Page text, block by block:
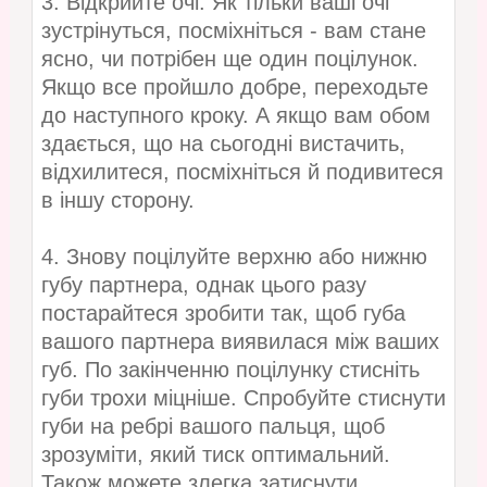
зустрінуться, посміхніться - вам стане
ясно, чи потрібен ще один поцілунок.
Якщо все пройшло добре, переходьте
до наступного кроку. А якщо вам обом
здається, що на сьогодні вистачить,
відхилитеся, посміхніться й подивитеся
в іншу сторону.
4. Знову поцілуйте верхню або нижню
губу партнера, однак цього разу
постарайтеся зробити так, щоб губа
вашого партнера виявилася між ваших
губ. По закінченню поцілунку стисніть
губи трохи міцніше. Спробуйте стиснути
губи на ребрі вашого пальця, щоб
зрозуміти, який тиск оптимальний.